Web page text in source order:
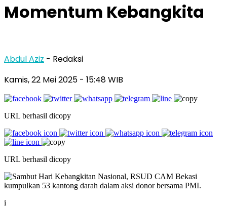
Momentum Kebangkita
Abdul Aziz - Redaksi
Kamis, 22 Mei 2025 - 15:48 WIB
URL berhasil dicopy
URL berhasil dicopy
i